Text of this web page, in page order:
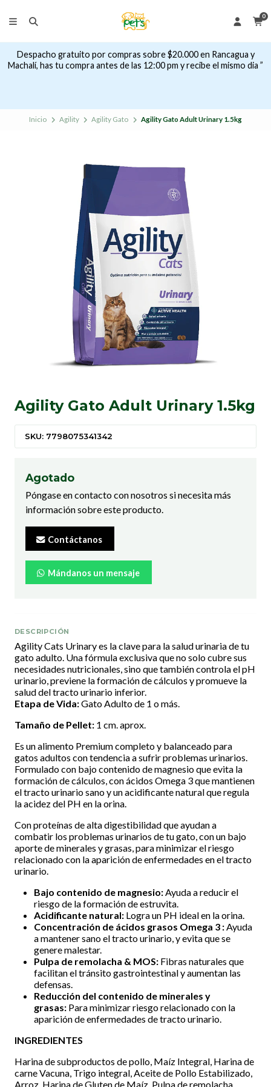
0
Despacho gratuito por compras sobre $20.000 en Rancagua y
Machalí, has tu compra antes de las 12:00 pm y recibe el mismo dia ”
Inicio Agility Agility Gato Agility Gato Adult Urinary 1.5kg
Agility Gato Adult Urinary 1.5kg
SKU: 7798075341342
Agotado
Póngase en contacto con nosotros si necesita más
información sobre este producto.
Contáctanos
Mándanos un mensaje
DESCRIPCIÓN
Agility Cats Urinary es la clave para la salud urinaria de tu
gato adulto. Una fórmula exclusiva que no solo cubre sus
necesidades nutricionales, sino que también controla el pH
urinario, previene la formación de cálculos y promueve la
salud del tracto urinario inferior.
Etapa de Vida:Gato Adulto de 1 o más.
Tamaño de Pellet: 1 cm. aprox.
Es un alimento Premium completo y balanceado para
gatos adultos con tendencia a sufrir problemas urinarios.
Formulado con bajo contenido de magnesio que evita la
formación de cálculos, con ácidos Omega 3 que mantienen
el tracto urinario sano y un acidificante natural que regula
la acidez del PH en la orina.
Con proteínas de alta digestibilidad que ayudan a
combatir los problemas urinarios de tu gato, con un bajo
aporte de minerales y grasas, para minimizar el riesgo
relacionado con la aparición de enfermedades en el tracto
urinario.
Bajo contenido de magnesio:Ayuda a reducir el
riesgo de la formación de estruvita.
Acidificante natural: Logra un PH ideal en la orina.
Concentración de ácidos grasos Omega 3 :Ayuda
a mantener sano el tracto urinario, y evita que se
genere malestar.
Pulpa de remolacha & MOS: Fibras naturales que
facilitan el tránsito gastrointestinal y aumentan las
defensas.
Reducción del contenido de minerales y
grasas: Para minimizar riesgo relacionado con la
aparición de enfermedades de tracto urinario.
INGREDIENTES
Harina de subproductos de pollo, Maíz Integral, Harina de
carne Vacuna, Trigo integral, Aceite de Pollo Estabilizado,
Arroz, Harina de Gluten de Maíz, Pulpa de remolacha,